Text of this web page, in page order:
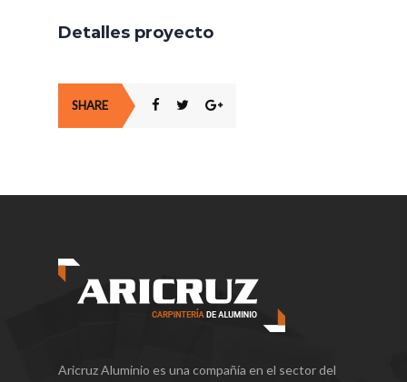
Detalles proyecto
SHARE
Aricruz Aluminio es una compañía en el sector del